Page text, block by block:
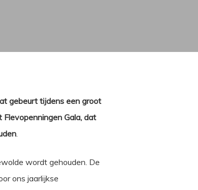
gebeurt tijdens een groot
Gala, dat
.
wordt gehouden. De
ons jaarlijkse